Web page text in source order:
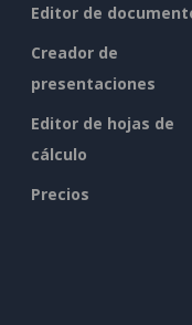
Editor de
Creador de
presentaciones
Editor de hojas de
cálculo
Precios